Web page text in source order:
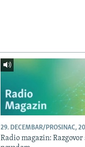
29. DECEMBAR/PROSINAC,
Radio magazin: Razgovor